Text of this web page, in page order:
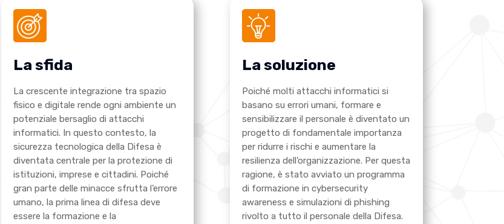
La sfida
La crescente integrazione tra spazio
fisico e digitale rende ogni ambiente un
potenziale bersaglio di attacchi
informatici. In questo contesto, la
sicurezza tecnologica della Difesa è
diventata centrale per la protezione di
istituzioni, imprese e cittadini. Poiché
gran parte delle minacce sfrutta l’errore
umano, la prima linea di difesa deve
essere la formazione e la
La soluzione
Poiché molti attacchi informatici si
basano su errori umani, formare e
sensibilizzare il personale è diventato un
progetto di fondamentale importanza
per ridurre i rischi e aumentare la
resilienza dell’organizzazione. Per questa
ragione, è stato avviato un programma
di formazione in cybersecurity
awareness e simulazioni di phishing
rivolto a tutto il personale della Difesa.